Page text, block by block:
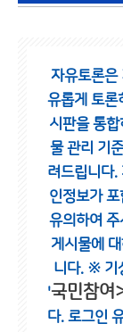
자유토론은
유롭게 토론
시판을 통
물 관리 기
려드립니다.
인정보가
유의하여
게시물에
니다. ※ 기
'국민참여
다. 로그인